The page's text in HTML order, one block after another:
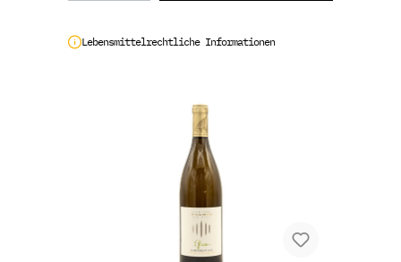
Lebensmittelrechtliche Informationen